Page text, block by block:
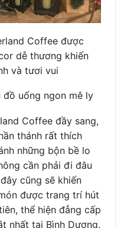
Coffee được
dễ thương khiến
và tươi vui
đồ uống ngon mê ly
Coffee đầy sang,
thánh rất thích
những bộn bề lo
cần phải đi đâu
cũng sẽ khiến
được trang trí hút
thể hiện đẳng cấp
nhất tại Bình Dương.